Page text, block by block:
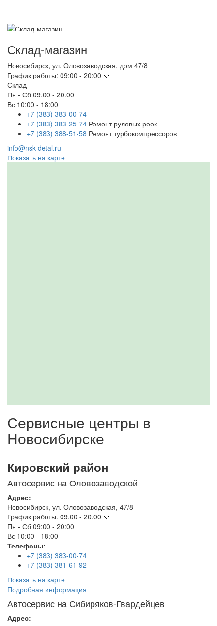
Склад-магазин
Новосибирск, ул. Оловозаводская, дом 47/8
График работы: 09:00 - 20:00
Склад
Пн - Сб 09:00 - 20:00
Вс 10:00 - 18:00
+7 (383) 383-00-74
+7 (383) 383-25-74 Ремонт рулевых реек
+7 (383) 388-51-58 Ремонт турбокомпрессоров
info@nsk-detal.ru
Показать на карте
Сервисные центры в
Новосибирске
Кировский район
Автосервис на Оловозаводской
Адрес:
Новосибирск, ул. Оловозаводская, 47/8
График работы: 09:00 - 20:00
Пн - Сб 09:00 - 20:00
Вс 10:00 - 18:00
Телефоны:
+7 (383) 383-00-74
+7 (383) 381-61-92
Показать на карте
Подробная информация
Автосервис на Сибиряков-Гвардейцев
Адрес: